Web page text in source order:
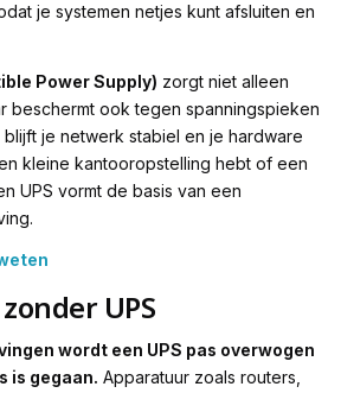
je systemen netjes kunt afsluiten en
Power Supply) zorgt niet alleen
beschermt ook tegen spanningspieken
je netwerk stabiel en je hardware
kleine kantooropstelling hebt of een
UPS vormt de basis van een
UPS
wordt een UPS pas overwogen
is gegaan. Apparatuur zoals routers,